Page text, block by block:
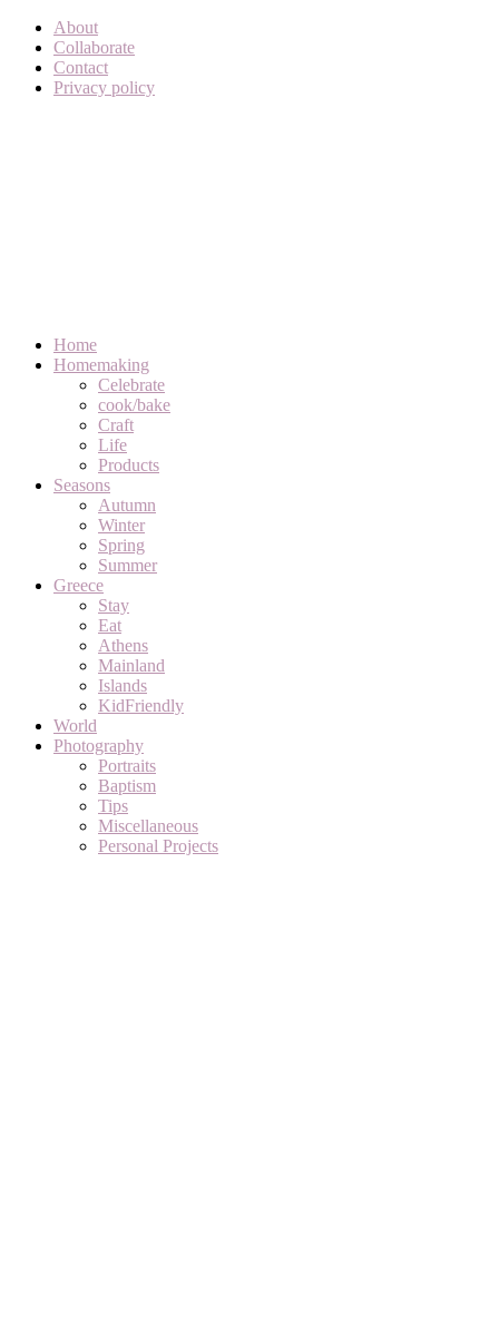
About
Collaborate
Contact
Privacy policy
Home
Homemaking
Celebrate
cook/bake
Craft
Life
Products
Seasons
Autumn
Winter
Spring
Summer
Greece
Stay
Eat
Athens
Mainland
Islands
KidFriendly
World
Photography
Portraits
Baptism
Tips
Miscellaneous
Personal Projects